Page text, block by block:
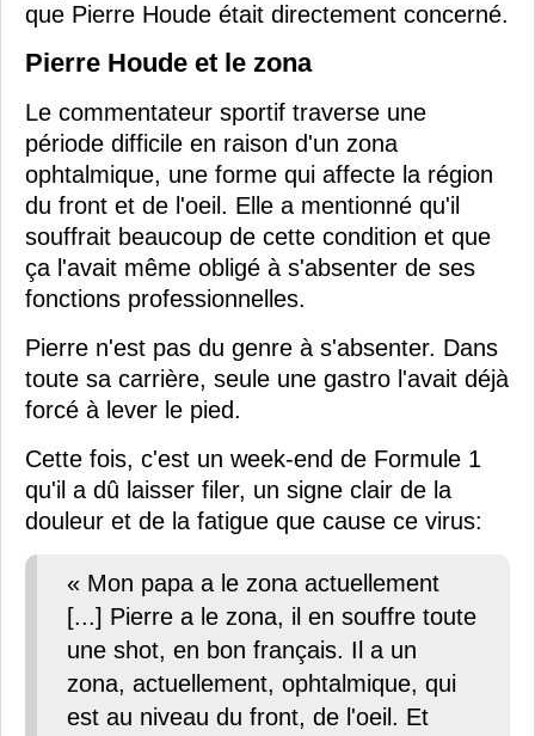
que Pierre Houde était directement concerné.
Pierre Houde et le zona
Le commentateur sportif traverse une
période difficile en raison d'un zona
ophtalmique, une forme qui affecte la région
du front et de l'oeil. Elle a mentionné qu'il
souffrait beaucoup de cette condition et que
ça l'avait même obligé à s'absenter de ses
fonctions professionnelles.
Pierre n'est pas du genre à s'absenter. Dans
toute sa carrière, seule une gastro l'avait déjà
forcé à lever le pied.
Cette fois, c'est un week-end de Formule 1
qu'il a dû laisser filer, un signe clair de la
douleur et de la fatigue que cause ce virus:
« Mon papa a le zona actuellement
[...] Pierre a le zona, il en souffre toute
une shot, en bon français. Il a un
zona, actuellement, ophtalmique, qui
est au niveau du front, de l'oeil. Et